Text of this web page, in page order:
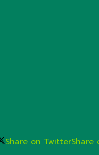
Share on TwitterShare